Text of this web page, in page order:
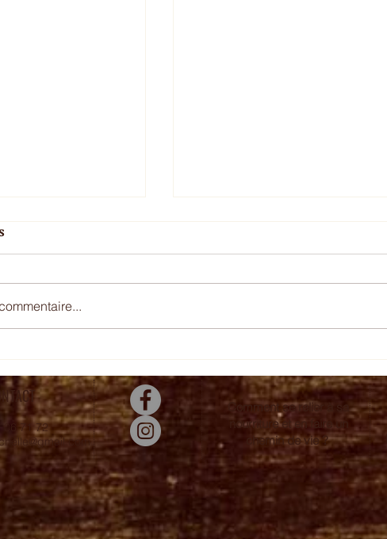
Moussaka et boulettes
06 71 72
Comment se relier à sa
nourriture et en faire un
chemin de vie ?